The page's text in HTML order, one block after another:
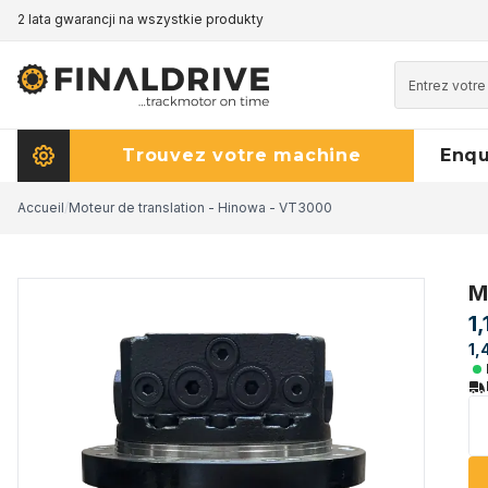
2 lata gwarancji na wszystkie produkty
Trouvez votre machine
Accueil/Moteur de translation - Hinowa - VT3000